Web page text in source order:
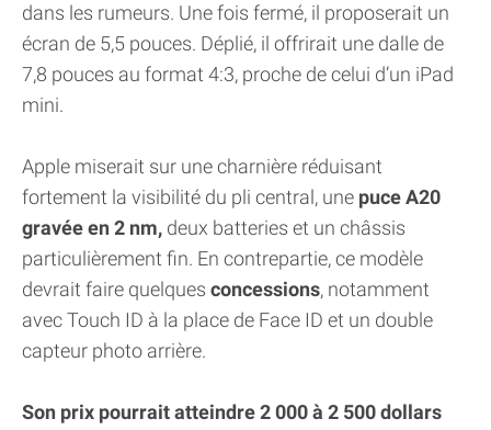
dans les rumeurs. Une fois fermé, il proposerait un
écran de 5,5 pouces. Déplié, il offrirait une dalle de
7,8 pouces au format 4:3, proche de celui d’un iPad
mini.
Apple miserait sur une charnière réduisant
fortement la visibilité du pli central, une puce A20
gravée en 2 nm, deux batteries et un châssis
particulièrement fin. En contrepartie, ce modèle
devrait faire quelques concessions, notamment
avec Touch ID à la place de Face ID et un double
capteur photo arrière.
Son prix pourrait atteindre 2 000 à 2 500 dollars